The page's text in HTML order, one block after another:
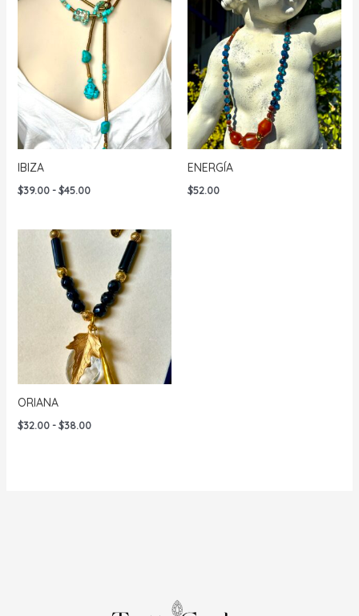
IBIZA
$39.00 - $45.00Rango
desde
$39.00
$45.00
ENERGÍA
$52.00
ORIANA
$32.00 - $38.00Rango